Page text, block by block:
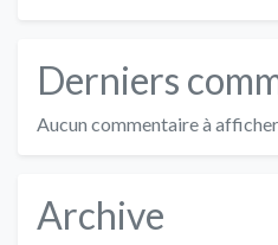
Derniers
Aucun commentaire à
Archive